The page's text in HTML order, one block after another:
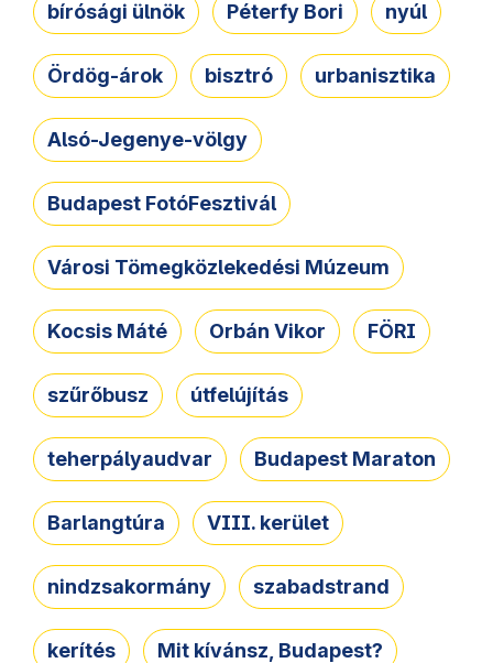
bírósági ülnök Péterfy Bori nyúl
Ördög-árok bisztró urbanisztika
Alsó-Jegenye-völgy
Budapest FotóFesztivál
Városi Tömegközlekedési Múzeum
Kocsis Máté Orbán Vikor FÖRI
szűrőbusz útfelújítás
teherpályaudvar Budapest Maraton
Barlangtúra VIII. kerület
nindzsakormány szabadstrand
kerítés Mit kívánsz, Budapest?